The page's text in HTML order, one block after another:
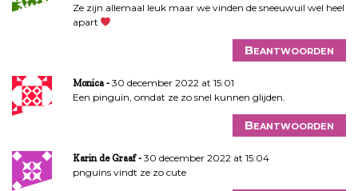
Ze zijn allemaal leuk maar we vinden de sneeuwuil wel heel
apart
Beantwoorden
Monica
30 december 2022 at 15:01
Een pinguïn, omdat ze zo snel kunnen glijden.
Beantwoorden
Karin de Graaf
30 december 2022 at 15:04
pnguins vindt ze zo cute